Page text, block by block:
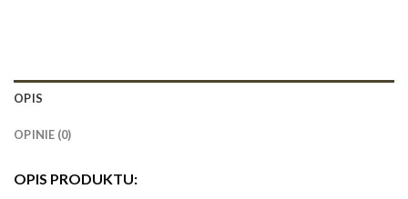
OPIS
OPINIE (0)
OPIS PRODUKTU: